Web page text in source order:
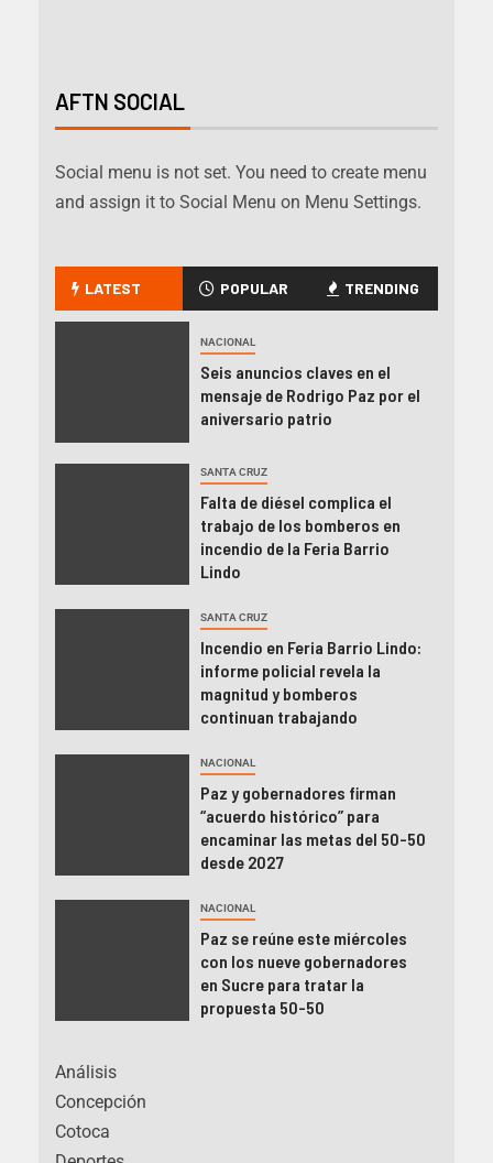
AFTN SOCIAL
Social menu is not set. You need to create menu
and assign it to Social Menu on Menu Settings.
LATEST POPULAR TRENDING
NACIONAL
Seis anuncios claves en el
mensaje de Rodrigo Paz por el
aniversario patrio
SANTA CRUZ
Falta de diésel complica el
trabajo de los bomberos en
incendio de la Feria Barrio
Lindo
SANTA CRUZ
Incendio en Feria Barrio Lindo:
informe policial revela la
magnitud y bomberos
continuan trabajando
NACIONAL
Paz y gobernadores firman
“acuerdo histórico” para
encaminar las metas del 50-50
desde 2027
NACIONAL
Paz se reúne este miércoles
con los nueve gobernadores
en Sucre para tratar la
propuesta 50-50
Análisis
Concepción
Cotoca